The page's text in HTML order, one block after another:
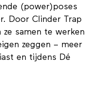
(power)poses
Door Clinder Trap
samen te werken
zeggen – meer
en tijdens Dé